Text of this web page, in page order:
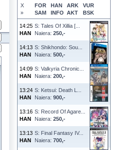
X FOR HAN ARK
VUR
»
SAM INFO AKT BSK
14:25
HAN
S: Tales Of Xillia [...
Naiera: 250,-
14:13
HAN
S: Shikhondo: Sou...
Naiera: 500,-
14:09
HAN
S: Valkyria Chronic...
Naiera: 200,-
13:24
HAN
S: Ketsui: Death L...
Naiera: 900,-
13:16
HAN
S: Record Of Agare...
Naiera: 250,-
13:13
HAN
S: Final Fantasy IV...
Naiera: 700,-